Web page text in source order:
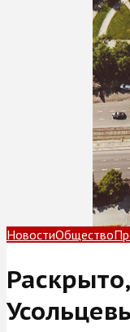
НовостиОбщество